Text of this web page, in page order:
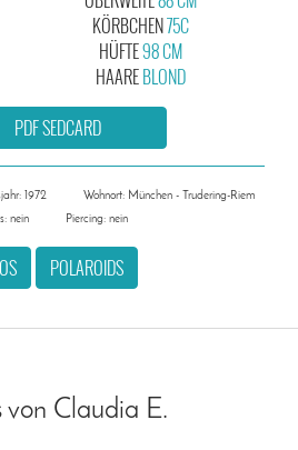
KÖRBCHEN75C
HÜFTE98 CM
HAAREBLOND
PDF SEDCARD
1972
Wohnort: München - Trudering-Riem
nein
Piercing: nein
POLAROIDS
von Claudia E.